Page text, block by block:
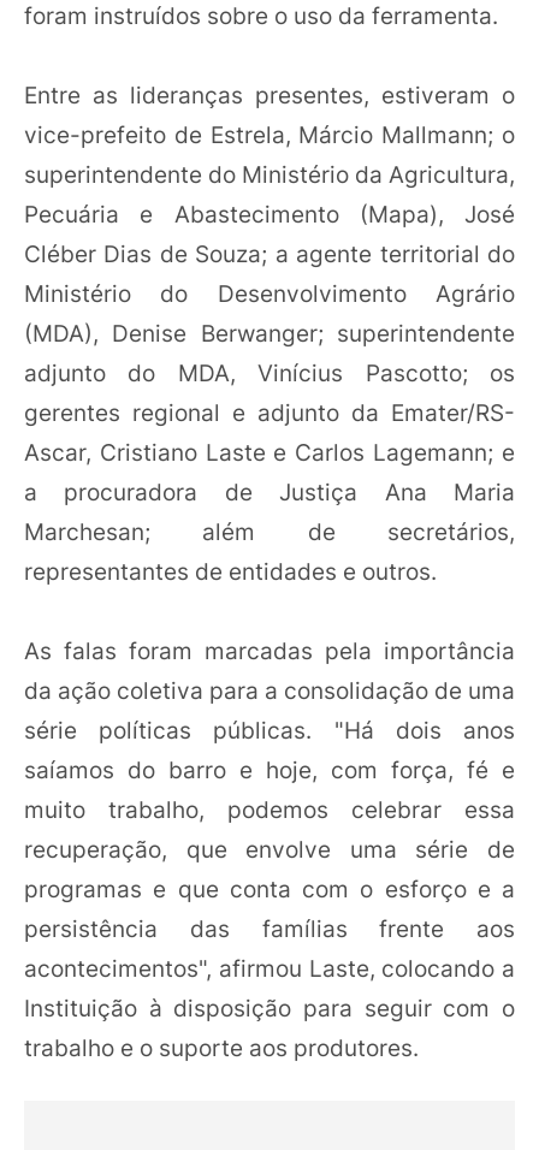
foram instruídos sobre o uso da ferramenta.
Entre as lideranças presentes, estiveram o
vice-prefeito de Estrela, Márcio Mallmann; o
superintendente do Ministério da Agricultura,
Pecuária e Abastecimento (Mapa), José
Cléber Dias de Souza; a agente territorial do
Ministério do Desenvolvimento Agrário
(MDA), Denise Berwanger; superintendente
adjunto do MDA, Vinícius Pascotto; os
gerentes regional e adjunto da Emater/RS-
Ascar, Cristiano Laste e Carlos Lagemann; e
a procuradora de Justiça Ana Maria
Marchesan; além de secretários,
representantes de entidades e outros.
As falas foram marcadas pela importância
da ação coletiva para a consolidação de uma
série políticas públicas. "Há dois anos
saíamos do barro e hoje, com força, fé e
muito trabalho, podemos celebrar essa
recuperação, que envolve uma série de
programas e que conta com o esforço e a
persistência das famílias frente aos
acontecimentos", afirmou Laste, colocando a
Instituição à disposição para seguir com o
trabalho e o suporte aos produtores.